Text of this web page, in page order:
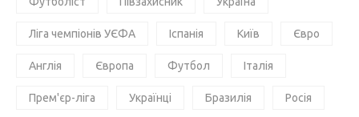
Ліга чемпіонів УЄФА Іспанія Київ Євро
Англія Європа Футбол Італія
Прем'єр-ліга Українці Бразилія Росія